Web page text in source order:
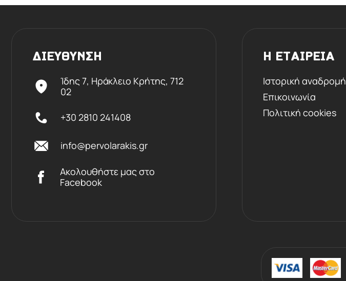
ΔΙΕΥΘΥΝΣΗ
Ίδης 7, Ηράκλειο Kρήτης, 712
02
+30 2810 241408
info@pervolarakis.gr
Ακολουθήστε μας στο
Facebook
Η ΕΤΑΙΡΕΙΑ
Ιστορική αναδρομή
Επικοινωνία
Πολιτική cookies